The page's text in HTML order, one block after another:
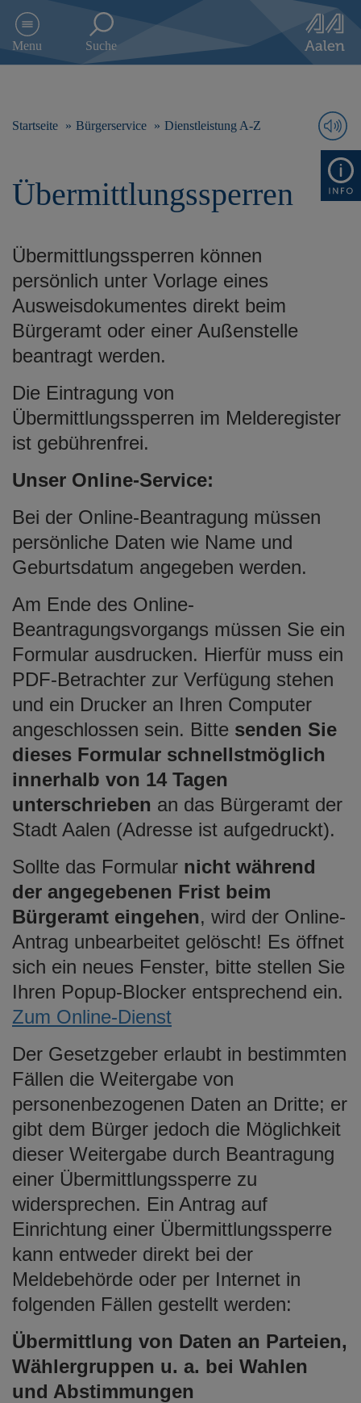
e
Menu Suche
Startseite Bürgerservice Dienstleistung A-Z
Übermittlungssperren
Übermittlungssperren können
persönlich unter Vorlage eines
Ausweisdokumentes direkt beim
Bürgeramt oder einer Außenstelle
beantragt werden.
Die Eintragung von
Übermittlungssperren im Melderegister
ist gebührenfrei.
Unser Online-Service:
Bei der Online-Beantragung müssen
persönliche Daten wie Name und
Geburtsdatum angegeben werden.
Am Ende des Online-
Beantragungsvorgangs müssen Sie ein
Formular ausdrucken. Hierfür muss ein
PDF-Betrachter zur Verfügung stehen
und ein Drucker an Ihren Computer
angeschlossen sein. Bitte senden Sie
dieses Formular schnellstmöglich
innerhalb von 14 Tagen
unterschrieben an das Bürgeramt der
Stadt Aalen (Adresse ist aufgedruckt).
Sollte das Formular nicht während
der angegebenen Frist beim
Bürgeramt eingehen, wird der Online-
Antrag unbearbeitet gelöscht! Es öffnet
sich ein neues Fenster, bitte stellen Sie
Ihren Popup-Blocker entsprechend ein.
Zum Online-Dienst
Der Gesetzgeber erlaubt in bestimmten
Fällen die Weitergabe von
personenbezogenen Daten an Dritte; er
gibt dem Bürger jedoch die Möglichkeit
dieser Weitergabe durch Beantragung
einer Übermittlungssperre zu
widersprechen. Ein Antrag auf
Einrichtung einer Übermittlungssperre
kann entweder direkt bei der
Meldebehörde oder per Internet in
folgenden Fällen gestellt werden:
Übermittlung von Daten an Parteien,
Wählergruppen u. a. bei Wahlen
und Abstimmungen